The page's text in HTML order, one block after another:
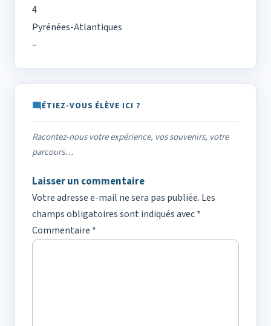
4
Pyrénées-Atlantiques
–
ÉTIEZ-VOUS ÉLÈVE ICI ?
Racontez-nous votre expérience, vos souvenirs, votre
parcours…
Laisser un commentaire
Votre adresse e-mail ne sera pas publiée. Les
champs obligatoires sont indiqués avec*
Commentaire *